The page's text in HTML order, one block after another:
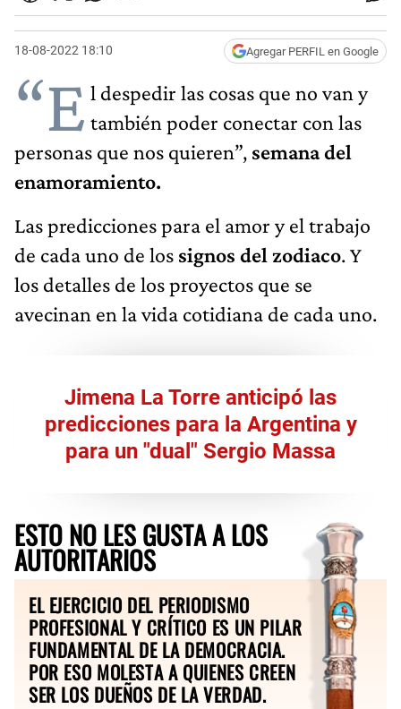
18-08-2022 18:10 Agregar PERFIL en Google
“E l despedir las cosas que no van y
también poder conectar con las
personas que nos quieren”, semana del
enamoramiento.
Las predicciones para el amor y el trabajo
de cada uno de los signos del zodiaco. Y
los detalles de los proyectos que se
avecinan en la vida cotidiana de cada uno.
Jimena La Torre anticipó las
predicciones para la Argentina y
para un "dual" Sergio Massa
ESTO NO LES GUSTA A LOS
AUTORITARIOS
EL EJERCICIO DEL PERIODISMO
PROFESIONAL Y CRÍTICO ES UN PILAR
FUNDAMENTAL DE LA DEMOCRACIA.
POR ESO MOLESTA A QUIENES CREEN
SER LOS DUEÑOS DE LA VERDAD.